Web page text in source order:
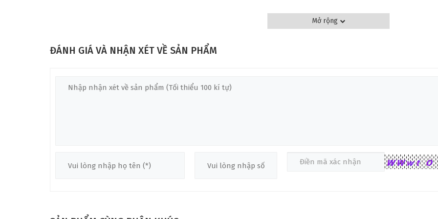
Với mặt top là gỗ thông spruce solid nguyên miếng, điểm đặc trưng của loại gỗ này có chất âm vang, sáng, ngân lâu.
là những vân gỗ lâu năm đều và đẹp. Hơn nữa việc sử dụng gỗ thịt nguyên tấm giúp cây đàn càng chơi lâu ngày âm thanh
Mở rộng
ĐÁNH GIÁ VÀ NHẬN XÉT VỀ SẢN PHẨM